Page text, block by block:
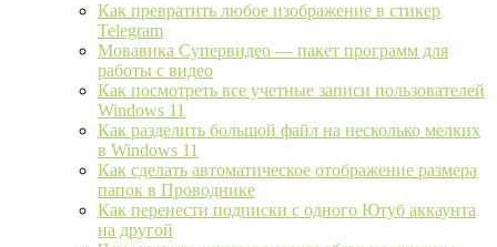
Как превратить любое изображение в стикер
Telegram
Мовавика Супервидео — пакет программ для
работы с видео
Как посмотреть все учетные записи пользователей
Windows 11
Как разделить большой файл на несколько мелких
в Windows 11
Как сделать автоматическое отображение размера
папок в Проводнике
Как перенести подписки с одного Ютуб аккаунта
на другой